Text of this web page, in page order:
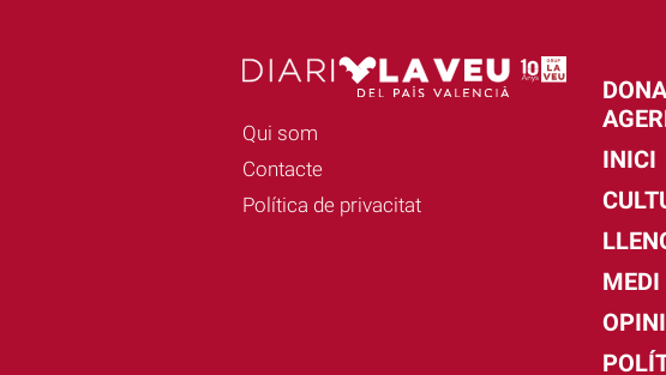
Qui som
Contacte
Política de privacitat
INICI